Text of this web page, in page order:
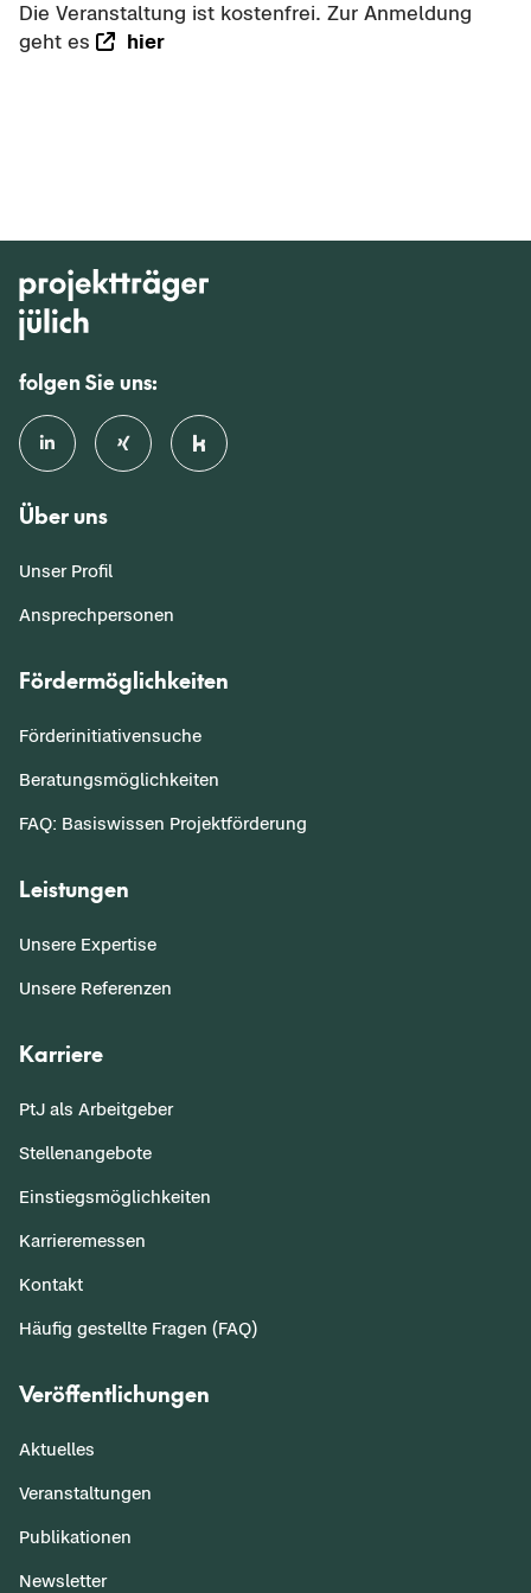
Die Ver­an­stal­tung ist kos­ten­frei. Zur An­mel­dung
geht es
hier
folgen Sie uns:
Über uns
Unser Profil
Ansprechpersonen
Fördermöglichkeiten
Förderinitiativensuche
Beratungsmöglichkeiten
FAQ: Basiswissen Projektförderung
Leistungen
Unsere Expertise
Unsere Referenzen
Karriere
PtJ als Arbeitgeber
Stellenangebote
Einstiegsmöglichkeiten
Karrieremessen
Kontakt
Häufig gestellte Fragen (FAQ)
Veröffentlichungen
Aktuelles
Veranstaltungen
Publikationen
Newsletter